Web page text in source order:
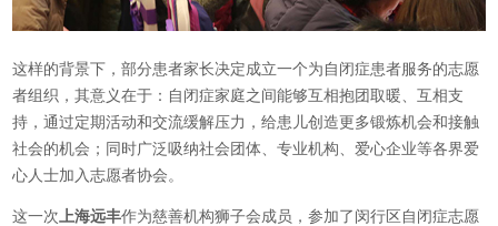
这样的背景下，部分患者家长决定成立一个为自闭症患者服务的志愿
者组织，其意义在于：自闭症家庭之间能够互相抱团取暖、互相支
持，通过定期活动和交流缓解压力，给患儿创造更多锻炼机会和接触
社会的机会；同时广泛吸纳社会团体、专业机构、爱心企业等各界爱
心人士加入志愿者协会。
这一次 上海远丰作为慈善机构狮子会成员，参加了闵行区自闭症志愿